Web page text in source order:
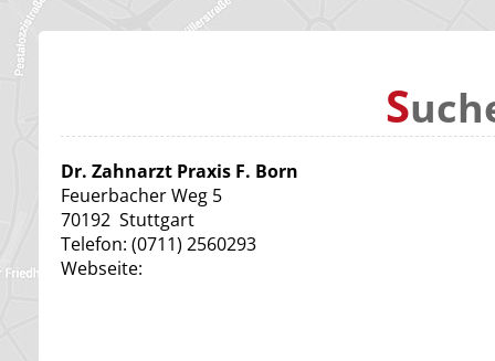
S
Dr. Zahnarzt Praxis F. Born
Feuerbacher Weg 5
70192 Stuttgart
Telefon: (0711) 2560293
Webseite: